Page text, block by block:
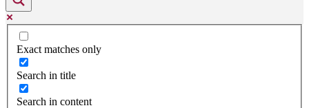
Exact matches only
Search in title
Search in content